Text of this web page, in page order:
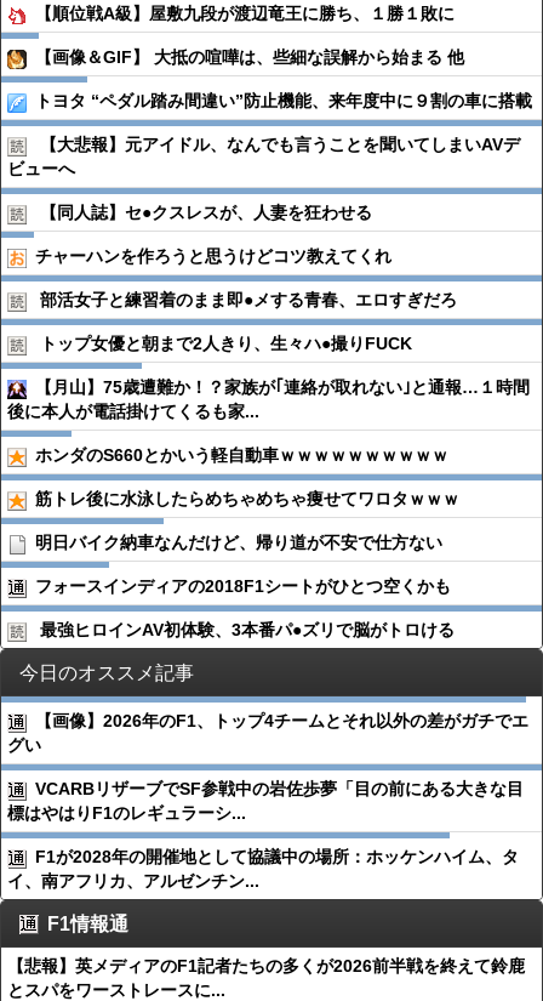
【順位戦A級】屋敷九段が渡辺竜王に勝ち、１勝１敗に
【画像＆GIF】 大抵の喧嘩は、些細な誤解から始まる 他
トヨタ “ペダル踏み間違い”防止機能、来年度中に９割の車に搭載
【大悲報】元アイドル、なんでも言うことを聞いてしまいAVデ
ビューへ
【同人誌】セ●︎クスレスが、人妻を狂わせる
チャーハンを作ろうと思うけどコツ教えてくれ
部活女子と練習着のまま即●︎メする青春、エロすぎだろ
トップ女優と朝まで2人きり、生々ハ●︎撮りFUCK
【月山】75歳遭難か！？家族が｢連絡が取れない｣と通報…１時間
後に本人が電話掛けてくるも家...
ホンダのS660とかいう軽自動車ｗｗｗｗｗｗｗｗｗｗ
筋トレ後に水泳したらめちゃめちゃ痩せてワロタｗｗｗ
明日バイク納車なんだけど、帰り道が不安で仕方ない
フォースインディアの2018F1シートがひとつ空くかも
最強ヒロインAV初体験、3本番パ●︎ズリで脳がトロける
今日のオススメ記事
【画像】2026年のF1、トップ4チームとそれ以外の差がガチでエ
グい
VCARBリザーブでSF参戦中の岩佐歩夢「目の前にある大きな目
標はやはりF1のレギュラーシ...
F1が2028年の開催地として協議中の場所：ホッケンハイム、タ
イ、南アフリカ、アルゼンチン...
F1情報通
【悲報】英メディアのF1記者たちの多くが2026前半戦を終えて鈴鹿
とスパをワーストレースに...